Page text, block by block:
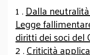
1 .Dalla
Legge
diritti dei soci del
2 .Criticità